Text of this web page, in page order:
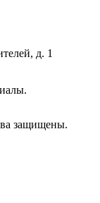
д. 1
защищены.